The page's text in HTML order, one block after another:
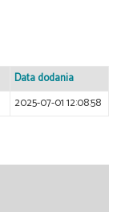
Data dodania
2025-07-01 12:08:58